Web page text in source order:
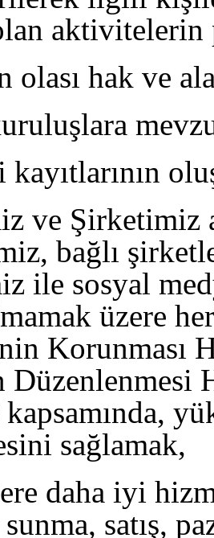
aktivitelerin
hak ve
ve Şirketimiz
bağlı
ile sosyal
üzere
Korunması
Düzenlenmesi
kapsamında,
sağlamak,
daha iyi
sunma, satış,